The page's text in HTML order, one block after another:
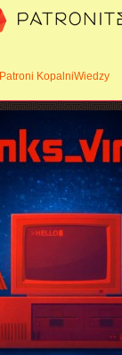
Patroni KopalniWiedzy